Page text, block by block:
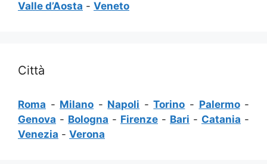
Valle d’Aosta - Veneto
Città
Roma - Milano - Napoli -Torino - Palermo-
Genova - Bologna - Firenze - Bari - Catania -
Venezia - Verona